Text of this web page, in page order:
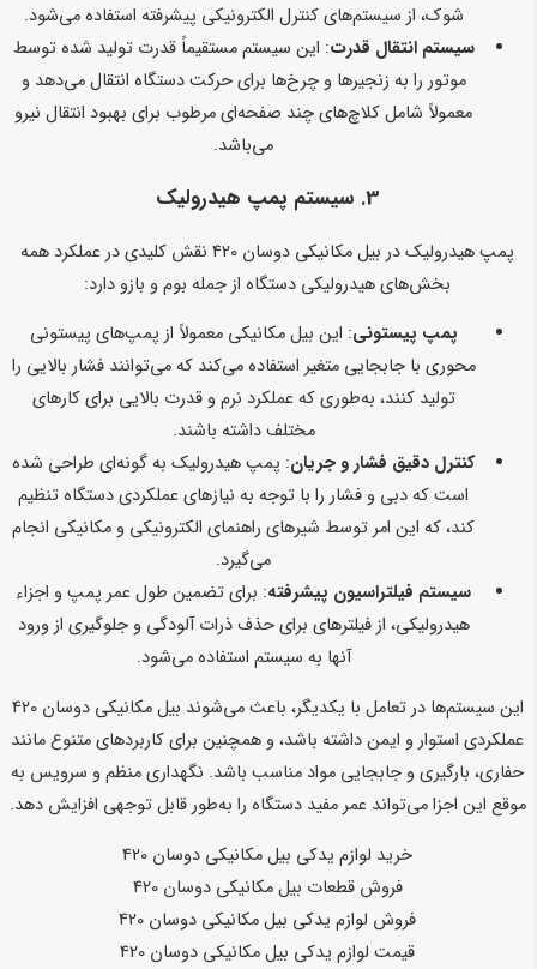
شوک، از سیستم‌های کنترل الکترونیکی پیشرفته استفاده می‌شود.
سیستم انتقال قدرت: این سیستم مستقیماً قدرت تولید شده توسط
موتور را به زنجیرها و چرخ‌ها برای حرکت دستگاه انتقال می‌دهد و
معمولاً شامل کلاچ‌های چند صفحه‌ای مرطوب برای بهبود انتقال نیرو
می‌باشد.
3. سیستم پمپ هیدرولیک
پمپ هیدرولیک در بیل مکانیکی دوسان 420 نقش کلیدی در عملکرد همه
بخش‌های هیدرولیکی دستگاه از جمله بوم و بازو دارد:
پمپ پیستونی: این بیل مکانیکی معمولاً از پمپ‌های پیستونی
محوری با جابجایی متغیر استفاده می‌کند که می‌توانند فشار بالایی را
تولید کنند، به‌طوری که عملکرد نرم و قدرت بالایی برای کارهای
مختلف داشته باشند.
کنترل دقیق فشار و جریان: پمپ هیدرولیک به گونه‌ای طراحی شده
است که دبی و فشار را با توجه به نیازهای عملکردی دستگاه تنظیم
کند، که این امر توسط شیرهای راهنمای الکترونیکی و مکانیکی انجام
می‌گیرد.
سیستم فیلتراسیون پیشرفته: برای تضمین طول عمر پمپ و اجزاء
هیدرولیکی، از فیلترهای برای حذف ذرات آلودگی و جلوگیری از ورود
آنها به سیستم استفاده می‌شود.
این سیستم‌ها در تعامل با یکدیگر، باعث می‌شوند بیل مکانیکی دوسان 420
عملکردی استوار و ایمن داشته باشد، و همچنین برای کاربردهای متنوع مانند
حفاری، بارگیری و جابجایی مواد مناسب باشد. نگهداری منظم و سرویس به
موقع این اجزا می‌تواند عمر مفید دستگاه را به‌طور قابل توجهی افزایش دهد.
خرید لوازم یدکی بیل مکانیکی دوسان 420
فروش قطعات بیل مکانیکی دوسان 420
فروش لوازم یدکی بیل مکانیکی دوسان 420
قیمت لوازم یدکی بیل مکانیکی دوسان 420